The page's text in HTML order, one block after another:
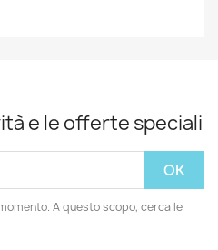
e le offerte speciali
A questo scopo, cerca le